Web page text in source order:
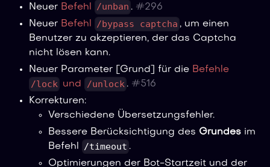
Neuer Befehl /unban . #296
Neuer Befehl /bypass captcha , um einen
Benutzer zu akzeptieren, der das Captcha
nicht lösen kann.
Neuer Parameter [Grund] für die Befehle
/lock und /unlock . #516
Korrekturen:
Verschiedene Übersetzungsfehler.
Bessere Berücksichtigung des Grundes im
Befehl
/timeout .
Optimierungen der Bot-Startzeit und der